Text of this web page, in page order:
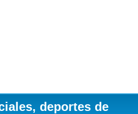
deportes de